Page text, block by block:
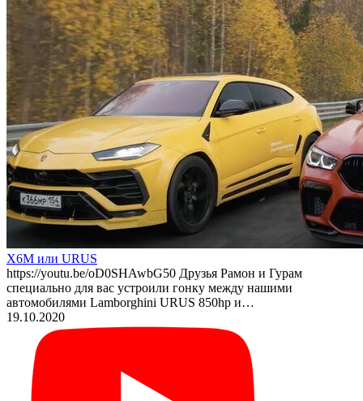
X6M или URUS
https://youtu.be/oD0SHAwbG50 Друзья Рамон и Гурам
специально для вас устроили гонку между нашими
автомобилями Lamborghini URUS 850hp и…
19.10.2020